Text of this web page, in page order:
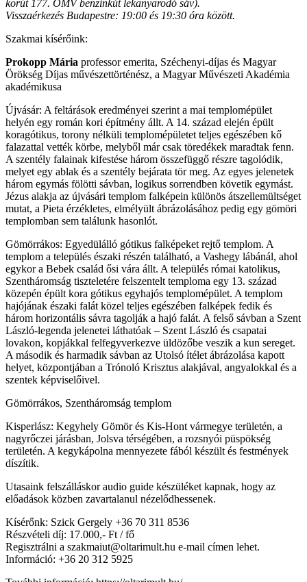
körút 177. OMV benzinkút lekanyarodó sáv).
Visszaérkezés Budapestre: 19:00 és 19:30 óra között.
Szakmai kísérőink:
Prokopp Mária professor emerita, Széchenyi-díjas és Magyar
Örökség Díjas művészettörténész, a Magyar Művészeti Akadémia
akadémikusa
Újvásár: A feltárások eredményei szerint a mai templomépület
helyén egy román kori építmény állt. A 14. század elején épült
koragótikus, torony nélküli templomépületet teljes egészében kő
falazattal vették körbe, melyből már csak töredékek maradtak fenn.
A szentély falainak kifestése három összefüggő részre tagolódik,
melyet egy ablak és a szentély bejárata tör meg. Az egyes jelenetek
három egymás fölötti sávban, logikus sorrendben követik egymást.
Jézus alakja az újvásári templom falképein különös átszellemültséget
mutat, a Pieta érzékletes, elmélyült ábrázolásához pedig egy gömöri
templomban sem találunk hasonlót.
Gömörrákos: Egyedülálló gótikus falképeket rejtő templom. A
templom a település északi részén található, a Vashegy lábánál, ahol
egykor a Bebek család ősi vára állt. A település római katolikus,
Szentháromság tiszteletére felszentelt temploma egy 13. század
közepén épült kora gótikus egyhajós templomépület. A templom
hajójának északi falát közel teljes egészében falképek fedik és
három horizontális sávra tagolják a hajó falát. A felső sávban a Szent
László-legenda jelenetei láthatóak – Szent László és csapatai
lovakon, kopjákkal felfegyverkezve üldözőbe veszik a kun sereget.
A második és harmadik sávban az Utolsó ítélet ábrázolása kapott
helyet, központjában a Trónoló Krisztus alakjával, angyalokkal és a
szentek képviselőivel.
Gömörrákos, Szentháromság templom
Kisperlász: Kegyhely Gömör és Kis-Hont vármegye területén, a
nagyrőczei járásban, Jolsva térségében, a rozsnyói püspökség
területén. A kegykápolna mennyezete fából készült és festmények
díszítik.
Utasaink felszálláskor audio guide készüléket kapnak, hogy az
előadások közben zavartalanul nézelődhessenek.
Kísérőnk: Szick Gergely +36 70 311 8536
Részvételi díj: 17.000,- Ft / fő
Regisztrálni a szakmaiut@oltarimult.hu e-mail címen lehet.
Információ: +36 20 312 5925